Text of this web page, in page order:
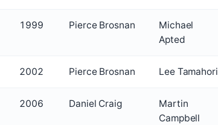
1999 Pierce Brosnan
Michael
Apted
2002 Pierce Brosnan Lee Tamahori
2006 Daniel Craig
Martin
Campbell